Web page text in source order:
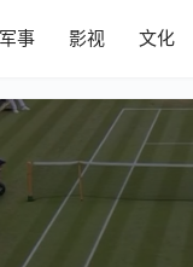
军事 影视 文化